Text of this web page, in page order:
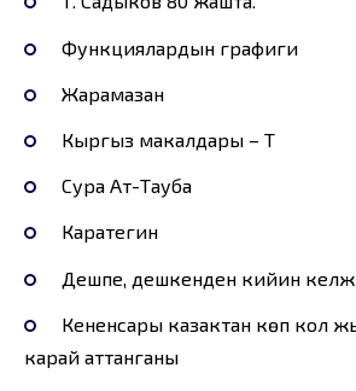
Функциялардын графиги
Жарамазан
Кыргыз макалдары – Т
Сура Ат-Тауба
Каратегин
Дешпе, дешкенден кийин
Кененсары казактан көп кол
карай аттанганы